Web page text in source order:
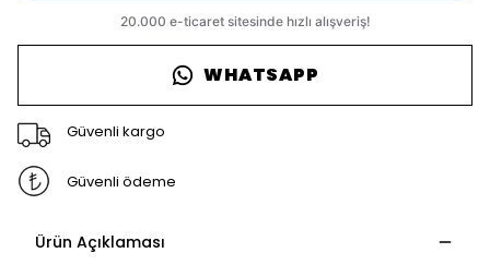
WHATSAPP
Güvenli kargo
Güvenli ödeme
Ürün Açıklaması